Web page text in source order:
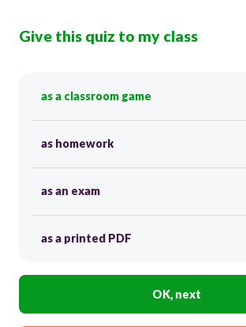
Give this quiz to my class
as a classroom game
as homework
as an exam
as a printed PDF
OK, next